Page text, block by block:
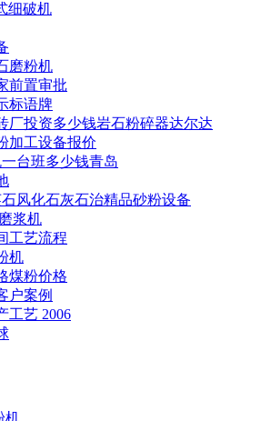
细破机
磨粉机
前置审批
标语牌
厂投资多少钱岩石粉碎器达尔达
加工设备报价
台班多少钱青岛
风化石灰石治精品砂粉设备
浆机
工艺流程
机
煤粉价格
户案例
工艺 2006